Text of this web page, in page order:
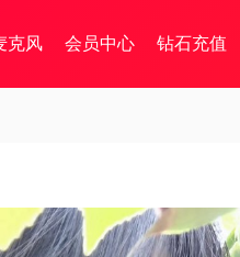
克风 会员中心 钻石充值